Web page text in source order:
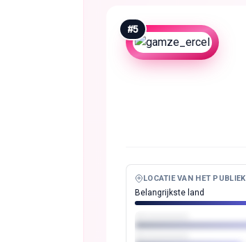
#5
LOCATIE VAN HET PUBLIEK
Belangrijkste land